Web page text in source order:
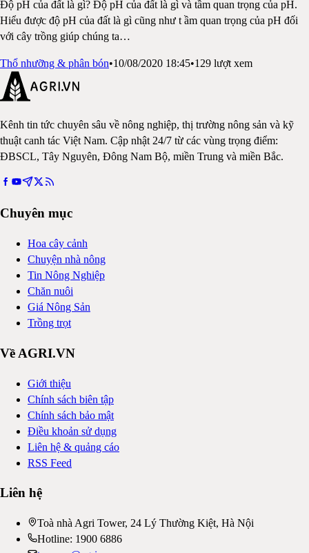
Độ pH của đất là gì? Độ pH của đất là gì và tầm quan trọng của pH.
Hiểu được độ pH của đất là gì cũng như t ầm quan trọng của pH đối
với cây trồng giúp chúng ta…
Thổ nhưỡng & phân bón•10/08/2020 18:45•129 lượt xem
Kênh tin tức chuyên sâu về nông nghiệp, thị trường nông sản và kỹ
thuật canh tác Việt Nam. Cập nhật 24/7 từ các vùng trọng điểm:
ĐBSCL, Tây Nguyên, Đông Nam Bộ, miền Trung và miền Bắc.
Chuyên mục
Hoa cây cảnh
Chuyện nhà nông
Tin Nông Nghiệp
Chăn nuôi
Giá Nông Sản
Trồng trọt
Về AGRI.VN
Giới thiệu
Chính sách biên tập
Chính sách bảo mật
Điều khoản sử dụng
Liên hệ & quảng cáo
RSS Feed
Liên hệ
Toà nhà Agri Tower, 24 Lý Thường Kiệt, Hà Nội
Hotline: 1900 6886